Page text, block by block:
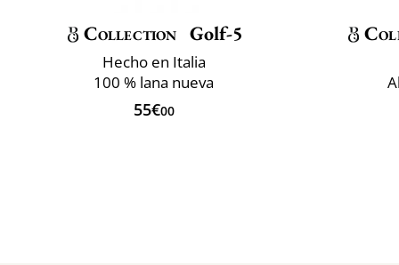
Collection Golf-5
Hecho en Italia
100 % lana nueva
55€00